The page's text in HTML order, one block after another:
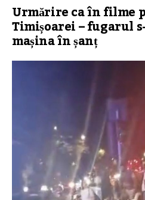
Urmărire ca în filme
Timișoarei – fugarul
mașina în șanț